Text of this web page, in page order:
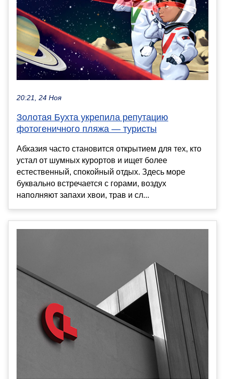
20:21, 24 Ноя
Золотая Бухта укрепила репутацию
фотогеничного пляжа — туристы
Абхазия часто становится открытием для тех, кто
устал от шумных курортов и ищет более
естественный, спокойный отдых. Здесь море
буквально встречается с горами, воздух
наполняют запахи хвои, трав и сл...